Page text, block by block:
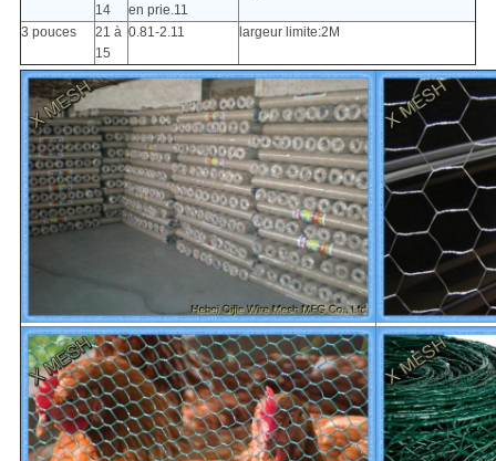
14
en prie.11
3 pouces
21 à
15
0.81-2.11 largeur limite:2M